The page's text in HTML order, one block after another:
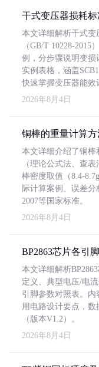
干式变压器损耗
本文详细解析干式
（GB/T 10228-2015
例，分步骤说明变
实例表格，涵盖
快速掌握变压器能效
2026年8月4日
铜棒的重量计算
本文详细介绍了铜
（理论公式法、查
棒密度取值（8.4-
际计算案例、误差分
2007等国家标准。
2026年8月4日
BP2863芯片各引
本文详细解析
定义、典型电压/电
引脚参数对照表。
用电路设计要点，
（版本V1.2）。
2026年8月4日